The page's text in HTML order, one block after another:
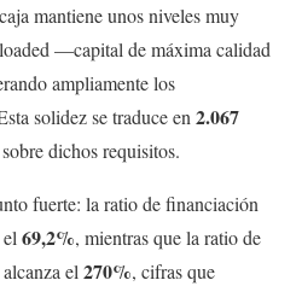
mantiene unos niveles muy
—capital de máxima calidad
ampliamente los
solidez se traduce en 2.067
dichos requisitos.
fuerte: la ratio de financiación
69,2%, mientras que la ratio de
el 270%, cifras que